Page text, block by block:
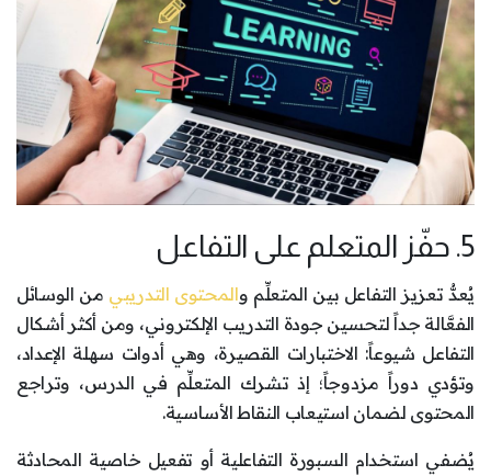
5. حفّز المتعلم على التفاعل
يُعدُّ تعزيز التفاعل بين المتعلِّم والمحتوى التدريبي من الوسائل
الفعَّالة جداً لتحسين جودة التدريب الإلكتروني، ومن أكثر أشكال
التفاعل شيوعاً: الاختبارات القصيرة، وهي أدوات سهلة الإعداد،
وتؤدي دوراً مزدوجاً؛ إذ تشرك المتعلِّم في الدرس، وتراجع
المحتوى لضمان استيعاب النقاط الأساسية.
يُضفي استخدام السبورة التفاعلية أو تفعيل خاصية المحادثة